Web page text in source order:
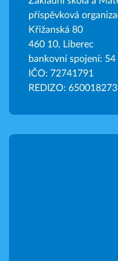
příspěvková
Křižanská 80
460 10, Liberec
bankovní spojení:
IČO: 72741791
REDIZO: 650018273